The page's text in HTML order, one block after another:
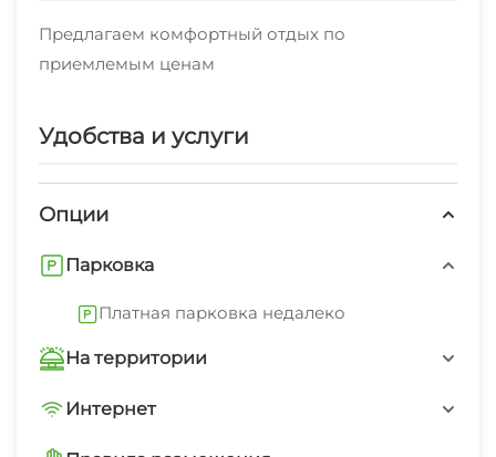
Предлагаем комфортный отдых по
приемлемым ценам
Удобства и услуги
Опции
Парковка
Платная парковка недалеко
На территории
Трансфер платно
Интернет